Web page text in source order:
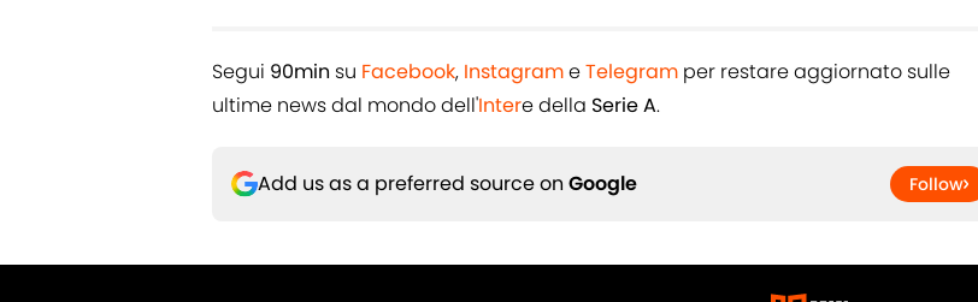
Segui 90min su Facebook, InstagrameTelegram per restare aggiornato sulle
ultime news dal mondo dell'Intere della Serie A.
Add us as a preferred source on Google Follow